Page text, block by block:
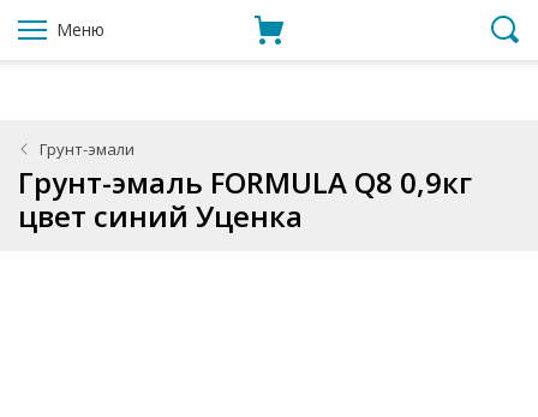
Меню
Грунт-эмали
Грунт-эмаль FORMULA Q8 0,9кг
цвет синий Уценка